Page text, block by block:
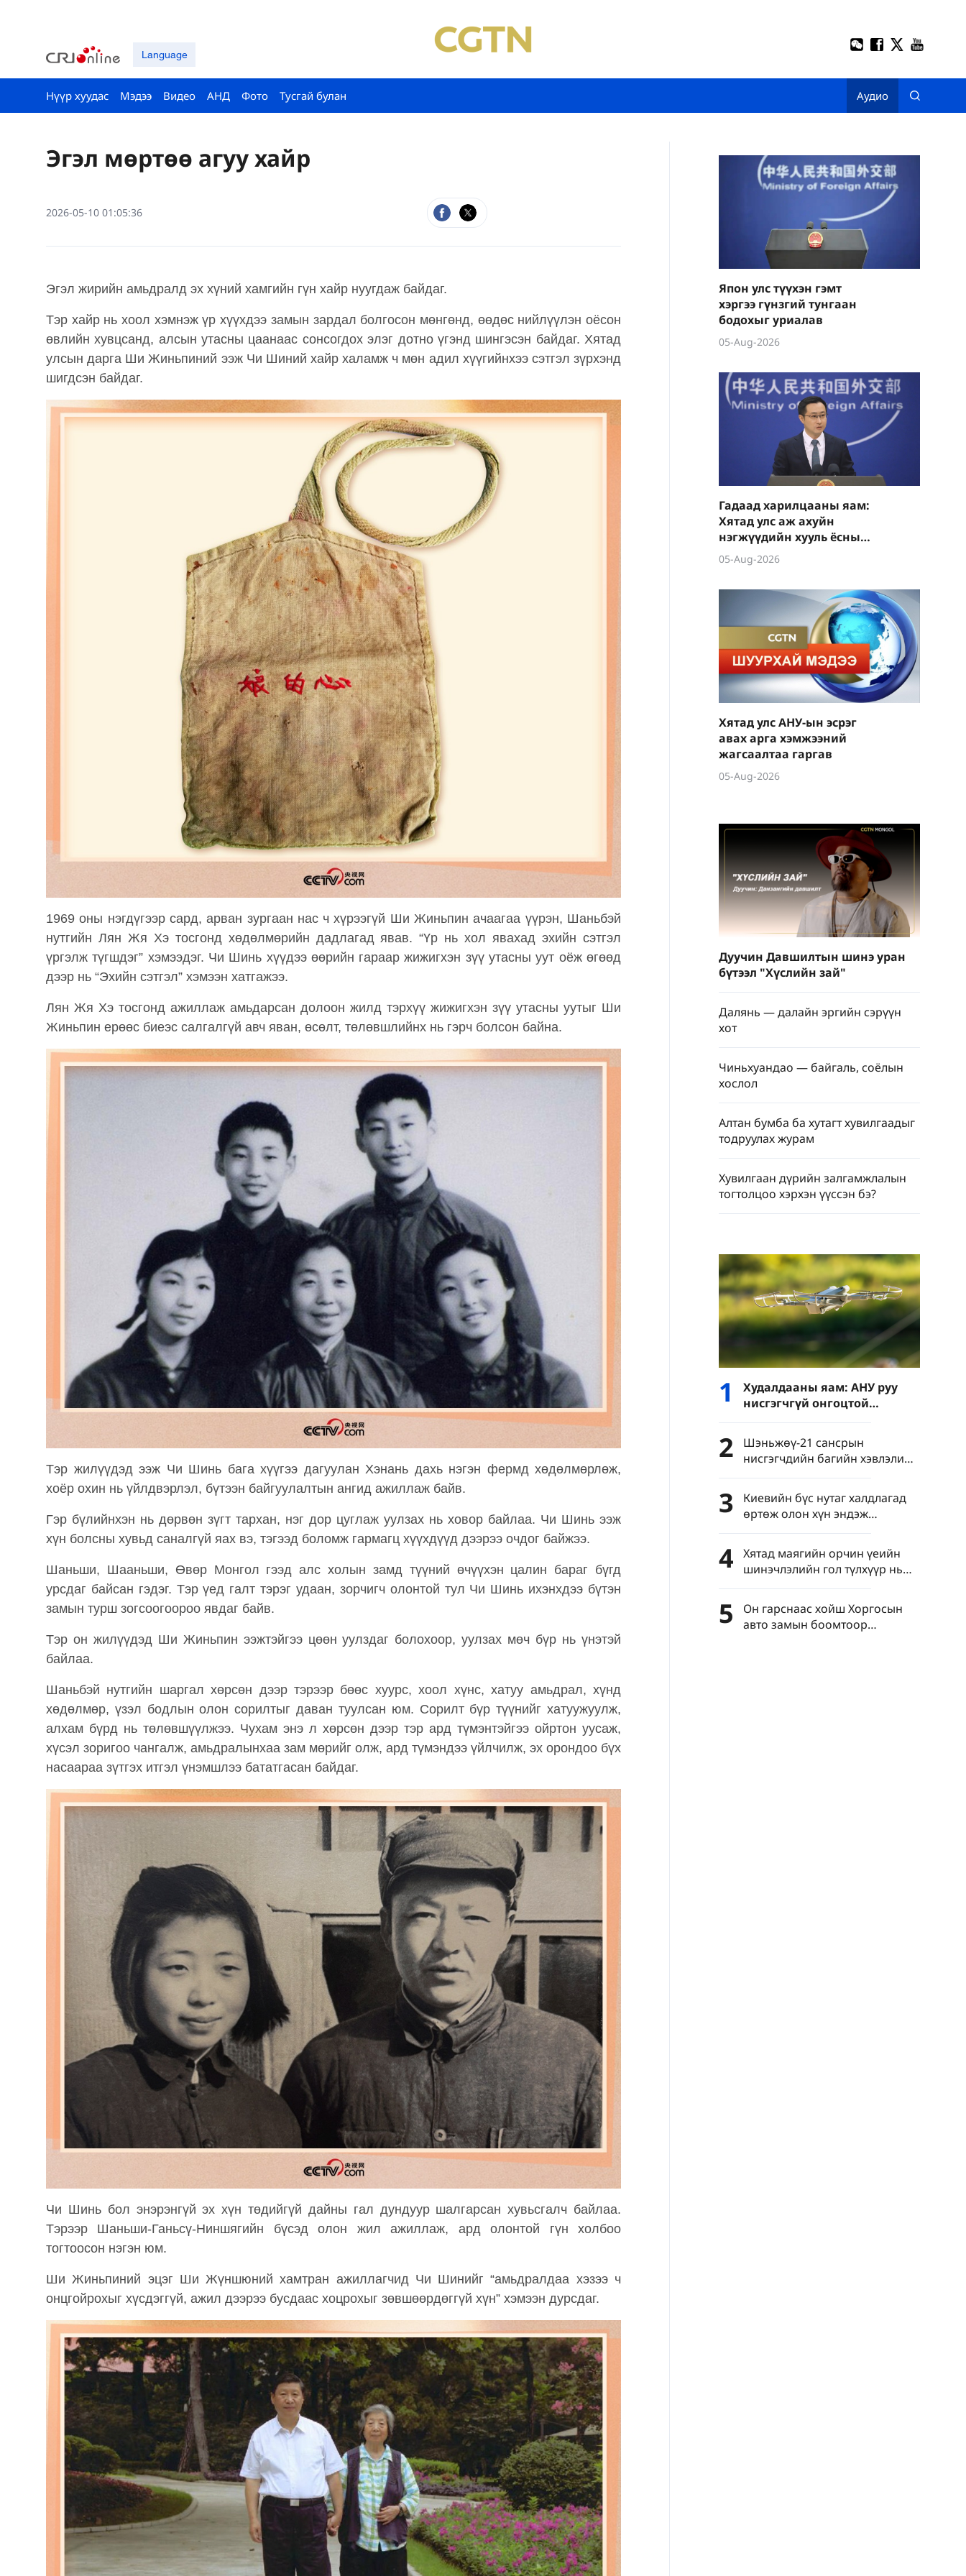
Language
Нүүр хуудас Мэдээ Видео АНД Фото Тусгай булан Аудио
Эгэл мөртөө агуу хайр
2026-05-10 01:05:36
Эгэл жирийн амьдралд эх хүний хамгийн гүн хайр нуугдаж байдаг.
Тэр хайр нь хоол хэмнэж үр хүүхдээ замын зардал болгосон мөнгөнд, өөдөс нийлүүлэн оёсон
өвлийн хувцсанд, алсын утасны цаанаас сонсогдох элэг дотно үгэнд шингэсэн байдаг. Хятад
улсын дарга Ши Жиньпиний ээж Чи Шиний хайр халамж ч мөн адил хүүгийнхээ сэтгэл зүрхэнд
шигдсэн байдаг.
1969 оны нэгдүгээр сард, арван зургаан нас ч хүрээгүй Ши Жиньпин ачаагаа үүрэн, Шаньбэй
нутгийн Лян Жя Хэ тосгонд хөдөлмөрийн дадлагад явав. “Үр нь хол явахад эхийн сэтгэл
үргэлж түгшдэг” хэмээдэг. Чи Шинь хүүдээ өөрийн гараар жижигхэн зүү утасны уут оёж өгөөд
дээр нь “Эхийн сэтгэл” хэмээн хатгажээ.
Лян Жя Хэ тосгонд ажиллаж амьдарсан долоон жилд тэрхүү жижигхэн зүү утасны уутыг Ши
Жиньпин ерөөс биеэс салгалгүй авч яван, өсөлт, төлөвшлийнх нь гэрч болсон байна.
Тэр жилүүдэд ээж Чи Шинь бага хүүгээ дагуулан Хэнань дахь нэгэн фермд хөдөлмөрлөж,
хоёр охин нь үйлдвэрлэл, бүтээн байгуулалтын ангид ажиллаж байв.
Гэр бүлийнхэн нь дөрвөн зүгт тархан, нэг дор цуглаж уулзах нь ховор байлаа. Чи Шинь ээж
хүн болсны хувьд саналгүй яах вэ, тэгээд боломж гармагц хүүхдүүд дээрээ очдог байжээ.
Шаньши, Шааньши, Өвөр Монгол гээд алс холын замд түүний өчүүхэн цалин бараг бүгд
урсдаг байсан гэдэг. Тэр үед галт тэрэг удаан, зорчигч олонтой тул Чи Шинь ихэнхдээ бүтэн
замын турш зогсоогоороо явдаг байв.
Тэр он жилүүдэд Ши Жиньпин ээжтэйгээ цөөн уулздаг болохоор, уулзах мөч бүр нь үнэтэй
байлаа.
Шаньбэй нутгийн шаргал хөрсөн дээр тэрээр бөөс хуурс, хоол хүнс, хатуу амьдрал, хүнд
хөдөлмөр, үзэл бодлын олон сорилтыг даван туулсан юм. Сорилт бүр түүнийг хатуужуулж,
алхам бүрд нь төлөвшүүлжээ. Чухам энэ л хөрсөн дээр тэр ард түмэнтэйгээ ойртон уусаж,
хүсэл зоригоо чангалж, амьдралынхаа зам мөрийг олж, ард түмэндээ үйлчилж, эх орондоо бүх
насаараа зүтгэх итгэл үнэмшлээ бататгасан байдаг.
Чи Шинь бол энэрэнгүй эх хүн төдийгүй дайны гал дундуур шалгарсан хувьсгалч байлаа.
Тэрээр Шаньши-Ганьсү-Ниншягийн бүсэд олон жил ажиллаж, ард олонтой гүн холбоо
тогтоосон нэгэн юм.
Ши Жиньпиний эцэг Ши Жүншюний хамтран ажиллагчид Чи Шинийг “амьдралдаа хэзээ ч
онцгойрохыг хүсдэггүй, ажил дээрээ бусдаас хоцрохыг зөвшөөрдөггүй хүн” хэмээн дурсдаг.
Япон улс түүхэн гэмт
хэргээ гүнзгий тунгаан
бодохыг уриалав
05-Aug-2026
Гадаад харилцааны яам:
Хятад улс аж ахуйн
нэгжүүдийн хууль ёсны
эрх ашгийг тууштай
хамгаална
05-Aug-2026
Хятад улс АНУ-ын эсрэг
авах арга хэмжээний
жагсаалтаа гаргав
05-Aug-2026
Дуучин Давшилтын шинэ уран
бүтээл "Хүслийн зай"
Далянь — далайн эргийн сэрүүн
хот
Чиньхуандао — байгаль, соёлын
хослол
Алтан бумба ба хутагт хувилгаадыг
тодруулах журам
Хувилгаан дүрийн залгамжлалын
тогтолцоо хэрхэн үүссэн бэ?
1
Худалдааны яам: АНУ руу
нисгэгчгүй онгоцтой
холбоотой давхар
хэрэглээний барааны
экспортын хяналтыг
чангатгана
2
Шэньжөү-21 сансрын
нисгэгчдийн багийн хэвлэлийн
бага хурал Бээжинд болов
3
Киевийн бүс нутаг халдлагад
өртөж олон хүн эндэж
шархдав
4
Хятад маягийн орчин үеийн
шинэчлэлийн гол түлхүүр нь
яагаад шинжлэх ухаан,
технологийн шинэчлэл вэ?
5
Он гарснаас хойш Хоргосын
авто замын боомтоор